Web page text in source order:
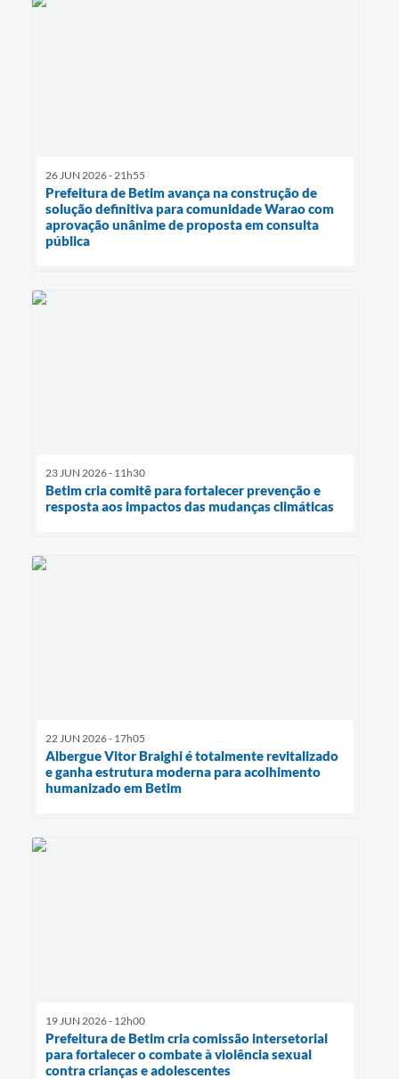
26 JUN 2026 - 21h55
Prefeitura de Betim avança na construção de
solução definitiva para comunidade Warao com
aprovação unânime de proposta em consulta
pública
23 JUN 2026 - 11h30
Betim cria comitê para fortalecer prevenção e
resposta aos impactos das mudanças climáticas
22 JUN 2026 - 17h05
Albergue Vitor Braighi é totalmente revitalizado
e ganha estrutura moderna para acolhimento
humanizado em Betim
19 JUN 2026 - 12h00
Prefeitura de Betim cria comissão intersetorial
para fortalecer o combate à violência sexual
contra crianças e adolescentes